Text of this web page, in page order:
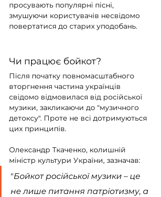
просувають популярні пісні,
змушуючи користувачів несвідомо
повертатися до старих уподобань.
Чи працює бойкот?
Після початку повномасштабного
вторгнення частина українців
свідомо відмовилася від російської
музики, закликаючи до "музичного
детоксу". Проте не всі дотримуються
цих принципів.
Олександр Ткаченко, колишній
міністр культури України, зазначав:
"Бойкот російської музики – це
не лише питання патріотизму, а